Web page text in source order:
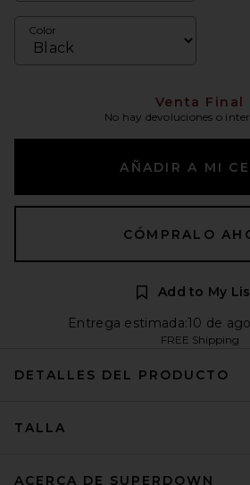
Color
Venta Final
No hay devoluciones o
AÑADIR A MI
CÓMPRALO
Add to My
Entrega estimada:10 de
FREE Shipping
DETALLES DEL PRODUCTO
TALLA
ACERCA DE SUPERDOWN